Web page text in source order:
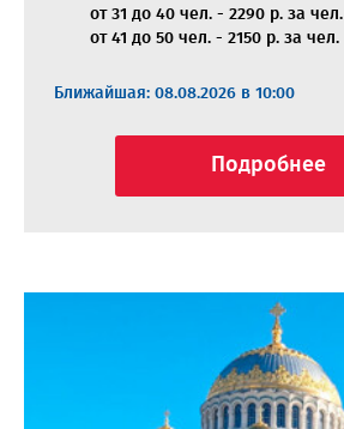
от 31 до 40 чел. - 2290 р. за чел.
от 41 до 50 чел. - 2150 р. за чел.
Ближайшая: 08.08.2026 в 10:00
Подробнее